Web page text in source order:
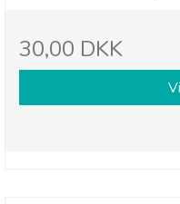
30,00 DKK